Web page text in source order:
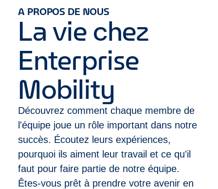
occasion
Aider à maintenir l'apparence générale de la
succursale, y compris le nettoyage intérieur et
Les responsabilités relatives à l'apparence de la
succursale doivent inclure: les ordinateurs de
bureau, les comptoirs, les téléphones, le
plancher, les ordures, les salles de bains,
l'aspirateur, passer le balai et réaliser toutes
autres tâches diverses liées à la propreté
quotidienne de la succursale
Responsabilités supplémentaires
Chercher à améliorer les performances
professionnelles grâce à l'auto-évaluation, le
développement des compétences, la formation et
l'établissement d'objectifs personnels
A PROPOS DE NOUS
La vie chez
Enterprise
Mobility
Découvrez comment chaque membre de
l'équipe joue un rôle important dans notre
succès. Écoutez leurs expériences,
pourquoi ils aiment leur travail et ce qu'il
faut pour faire partie de notre équipe.
Êtes-vous prêt à prendre votre avenir en